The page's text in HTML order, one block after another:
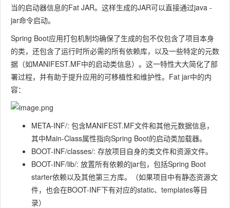
当的启动器信息的Fat JAR。这样生成的JAR可以直接通过java -
jar命令启动。
Spring Boot应用打包机制均确保了生成的包不仅包含了项目本身
的类，还包含了运行时所必需的所有依赖库，以及一些特定的元数
据（如MANIFEST.MF中的启动类信息）。这一特性大大简化了部
署过程，并有助于提升应用的可移植性和维护性。Fat jar中的内
容：
META-INF/: 包含MANIFEST.MF文件和其他元数据信息，
其中Main-Class属性指向Spring Boot的启动类加载器。
BOOT-INF/classes/: 存放项目自身的类文件和资源文件。
BOOT-INF/lib/: 放置所有依赖的jar包，包括Spring Boot
starter依赖以及其他第三方库。（如果项目中有静态资源文
件，也会在BOOT-INF下有对应的static、templates等目
录）